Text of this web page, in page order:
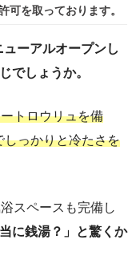
可を取っております。
ーアルオープンし
でしょうか。
トロウリュを備
しっかりと冷たさを
スペースも完備し
に銭湯？」と驚くか